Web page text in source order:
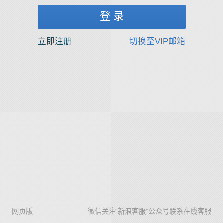
切换至VIP邮箱
立即注册
网页版 微信关注“新浪客服”公众号联系在线客服